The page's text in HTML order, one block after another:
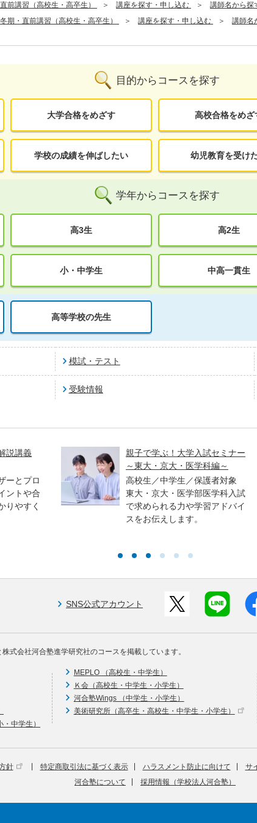
前講習（高校生・高卒生） 講座を探す・申し込む 講師名から探
冬期・直前講習（高校生・高卒生） 講座を探す・申し込む 講師名
目的からコースを探す
大学合格をめざす 高校合格をめざ
学校の成績を伸ばしたい 幼児教育を受け
学年からコースを探す
高3生 高2生
小・中学生 中高一貫生
高等学校の先生
模試・テスト
受験情報
説講義
ーとプロ
ントや合
りやすく
親子で学ぶ！大学入試セミナー
～東大・京大・医学科編～
高校生／中学生／保護者対象
東大・京大・医学部医学科入試
で求められる力や学習アドバイ
スをお伝えします。
SNS公式アカウント
式会社河合塾進学研究社のコースを掲載しています。
中学生）
MEPLO （高校生・中学生）
Ｋ会（高校生・中学生・小学生）
河合塾Wings （中学生・小学生）
美術研究所（高卒生・高校生・中学生・小学生）
針 特定商取引法に基づく表示 ハラスメント防止に向けて サ
河合塾について
採用情報（学校法人河合塾）